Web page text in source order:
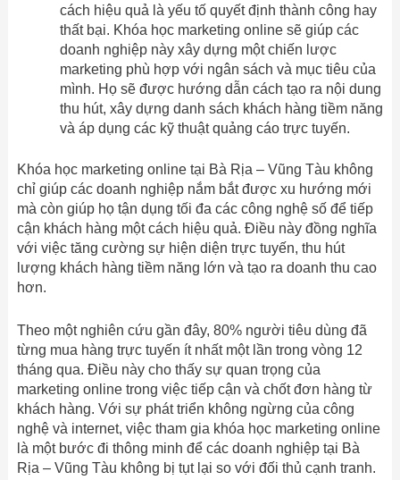
cách hiệu quả là yếu tố quyết định thành công hay
thất bại. Khóa học marketing online sẽ giúp các
doanh nghiệp này xây dựng một chiến lược
marketing phù hợp với ngân sách và mục tiêu của
mình. Họ sẽ được hướng dẫn cách tạo ra nội dung
thu hút, xây dựng danh sách khách hàng tiềm năng
và áp dụng các kỹ thuật quảng cáo trực tuyến.
Khóa học marketing online tại Bà Rịa – Vũng Tàu không
chỉ giúp các doanh nghiệp nắm bắt được xu hướng mới
mà còn giúp họ tận dụng tối đa các công nghệ số để tiếp
cận khách hàng một cách hiệu quả. Điều này đồng nghĩa
với việc tăng cường sự hiện diện trực tuyến, thu hút
lượng khách hàng tiềm năng lớn và tạo ra doanh thu cao
hơn.
Theo một nghiên cứu gần đây, 80% người tiêu dùng đã
từng mua hàng trực tuyến ít nhất một lần trong vòng 12
tháng qua. Điều này cho thấy sự quan trọng của
marketing online trong việc tiếp cận và chốt đơn hàng từ
khách hàng. Với sự phát triển không ngừng của công
nghệ và internet, việc tham gia khóa học marketing online
là một bước đi thông minh để các doanh nghiệp tại Bà
Rịa – Vũng Tàu không bị tụt lại so với đối thủ cạnh tranh.